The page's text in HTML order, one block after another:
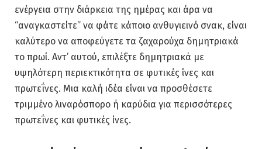
ενέργεια στην διάρκεια της ημέρας και άρα να
“αναγκαστείτε” να φάτε κάποιο ανθυγιεινό σνακ, είναι
καλύτερο να αποφεύγετε τα ζαχαρούχα δημητριακά
το πρωί. Αντ’ αυτού, επιλέξτε δημητριακά με
υψηλότερη περιεκτικότητα σε φυτικές ίνες και
πρωτεΐνες. Μια καλή ιδέα είναι να προσθέσετε
τριμμένο λιναρόσπορο ή καρύδια για περισσότερες
πρωτεΐνες και φυτικές ίνες.